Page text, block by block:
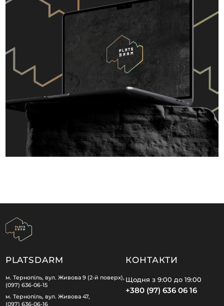
PLATSDARM
м. Тернопіль, вул. Живова 9 (2-й поверх),
(097) 636-06-15
м. Тернопіль, вул. Живова 47,
(097) 636-06-16
КОНТАКТИ
Щодня з 9:00 до 19:00
+380 (97) 636 06 16